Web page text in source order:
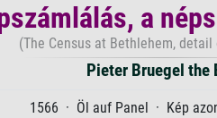
a
(The Census at Bethlehem,
Pieter Bruegel the
1566 · Öl auf Panel · Kép